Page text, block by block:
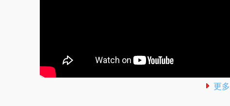
更